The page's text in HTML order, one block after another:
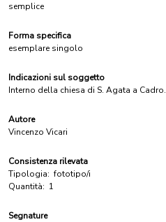
semplice
Forma specifica
esemplare singolo
Indicazioni sul soggetto
Interno della chiesa di S. Agata a Cadro.
Autore
Vincenzo Vicari
Consistenza rilevata
Tipologia: fototipo/i
Quantità: 1
Segnature